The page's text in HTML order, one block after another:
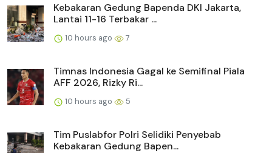
Kebakaran Gedung Bapenda DKI Jakarta,
Lantai 11-16 Terbakar ...
10 hours ago 7
Timnas Indonesia Gagal ke Semifinal Piala
AFF 2026, Rizky Ri...
10 hours ago 5
Tim Puslabfor Polri Selidiki Penyebab
Kebakaran Gedung Bapen...